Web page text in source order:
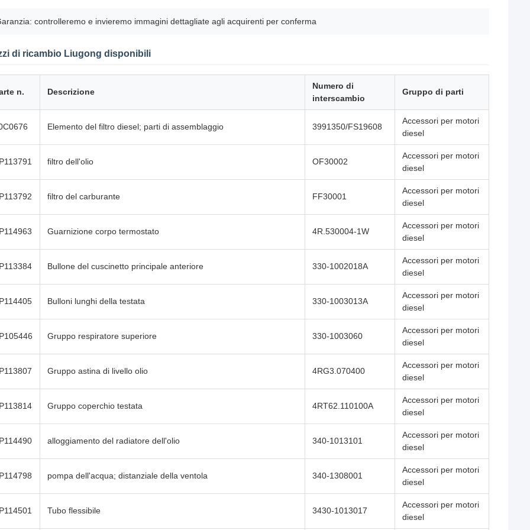
controlleremo e invieremo immagini dettagliate agli acquirenti per conferma
di ricambio Liugong disponibili
n. Descrizione
Numero di
interscambio
Gruppo di parti
Elemento del filtro diesel; parti di assemblaggio 3991350/FS19608
Accessori per motori
diesel
filtro dell'olio OF30002
Accessori per motori
diesel
filtro del carburante FF30001
Accessori per motori
diesel
Guarnizione corpo termostato 4R.530004-1W
Accessori per motori
diesel
Bullone del cuscinetto principale anteriore 330-1002018A
Accessori per motori
diesel
Bulloni lunghi della testata 330-1003013A
Accessori per motori
diesel
Gruppo respiratore superiore 330-1003060
Accessori per motori
diesel
Gruppo astina di livello olio 4RG3.070400
Accessori per motori
diesel
Gruppo coperchio testata 4RT62.110100A
Accessori per motori
diesel
alloggiamento del radiatore dell'olio 340-1013101
Accessori per motori
diesel
pompa dell'acqua; distanziale della ventola 340-1308001
Accessori per motori
diesel
Tubo flessibile 3430-1013017
Accessori per motori
diesel